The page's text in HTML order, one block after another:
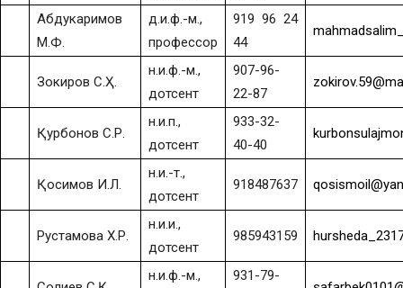
Абдукаримов
М.Ф.
д.и.ф.-м.,
профессор
919 96 24
44
Зокиров С.Ҳ.
н.и.ф.-м.,
дотсент
907-96-
22-87
Қурбонов С.Р.
н.и.п.,
дотсент
933-32-
40-40
Қосимов И.Л.
н.и.-т.,
дотсент
918487637
Рустамова Х.Р.
н.и.и.,
дотсент
985943159
н.и.ф.-м.,
931-79-